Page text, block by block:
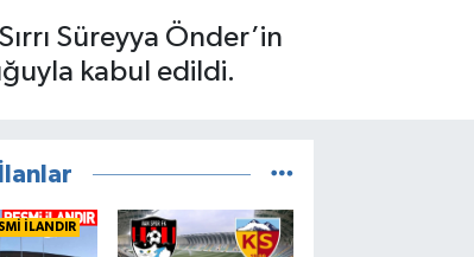
Süreyya Önder’in
kabul edildi.
İLANDIR